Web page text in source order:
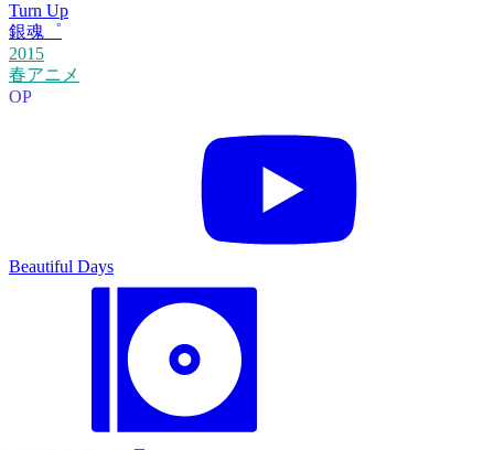
Turn Up
銀魂゜
2015
春アニメ
OP
Beautiful Days